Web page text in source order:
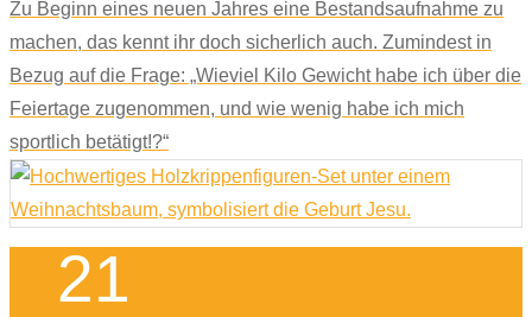
Zu Beginn eines neuen Jahres eine Bestandsaufnahme zu
machen, das kennt ihr doch sicherlich auch. Zumindest in
Bezug auf die Frage: „Wieviel Kilo Gewicht habe ich über die
Feiertage zugenommen, und wie wenig habe ich mich
sportlich betätigt!?“
21